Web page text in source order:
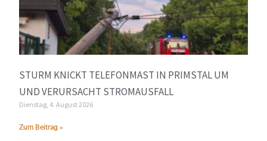
STURM KNICKT TELEFONMAST IN PRIMSTAL UM
UND VERURSACHT STROMAUSFALL
Dienstag, 4. August 2026
Zum Beitrag »